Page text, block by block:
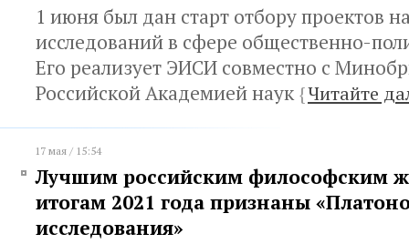
1 июня был дан старт отбору проектов
исследований в сфере общественно-
Его реализует ЭИСИ совместно с
Российской Академией наук{Читайте
17 мая / 15:54
Лучшим российским философским
итогам 2021 года признаны
исследования»